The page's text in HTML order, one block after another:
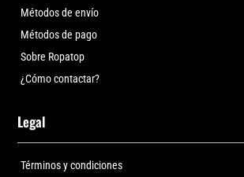
Métodos de envío
Métodos de pago
Sobre Ropatop
¿Cómo contactar?
Legal
Términos y condiciones